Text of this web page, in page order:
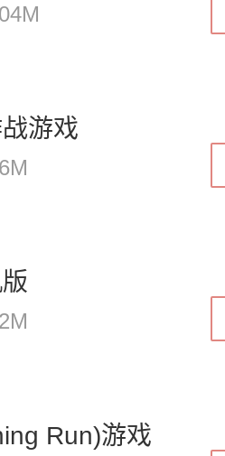
游戏
Run)游戏